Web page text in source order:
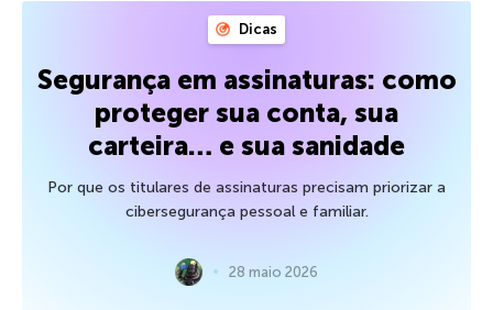
Dicas
Segurança em assinaturas: como
proteger sua conta, sua
carteira… e sua sanidade
Por que os titulares de assinaturas precisam priorizar a
cibersegurança pessoal e familiar.
28 maio 2026